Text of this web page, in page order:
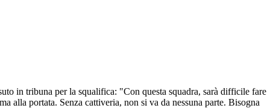
in tribuna per la squalifica: "Con questa squadra, sarà difficile fare
alla portata. Senza cattiveria, non si va da nessuna parte. Bisogna